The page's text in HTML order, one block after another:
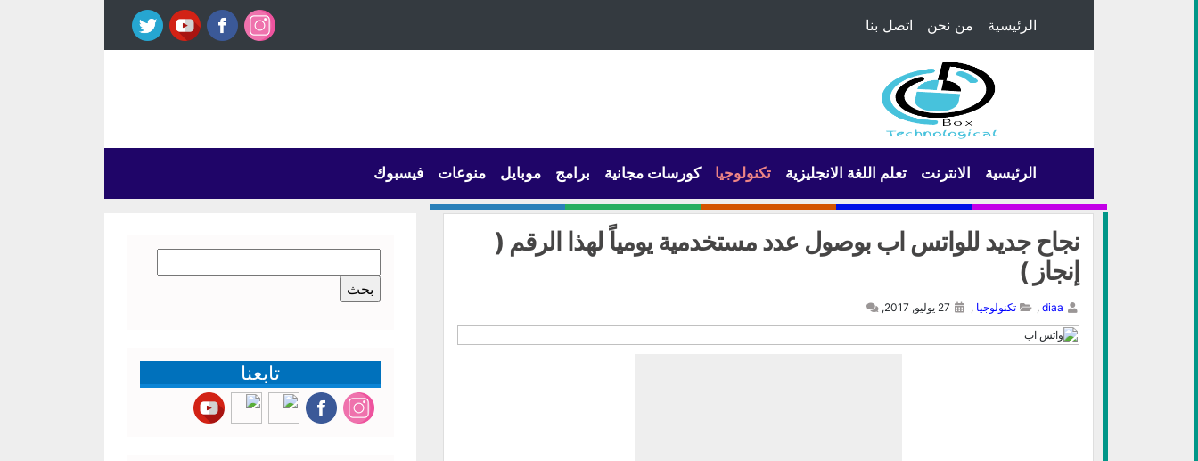
الرئيسية من نحن اتصل بنا
الرئيسية الانترنت تعلم اللغة الانجليزية تكنولوجيا كورسات مجانية برامج موبايل منوعات فيسبوك
نجاح جديد للواتس اب بوصول عدد مستخدمية يومياً لهذا الرقم (
إنجاز )
diaa
, تكنولوجيا ,
عن:
تابعنا